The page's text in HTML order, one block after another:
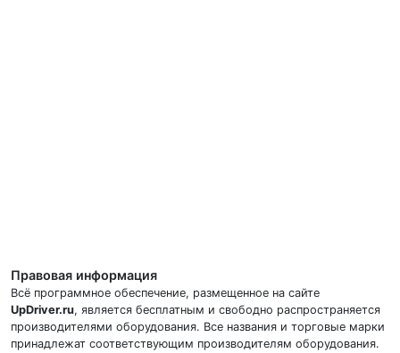
Правовая информация
Всё программное обеспечение, размещенное на сайте
UpDriver.ru, является бесплатным и свободно распространяется
производителями оборудования. Все названия и торговые марки
принадлежат соответствующим производителям оборудования.